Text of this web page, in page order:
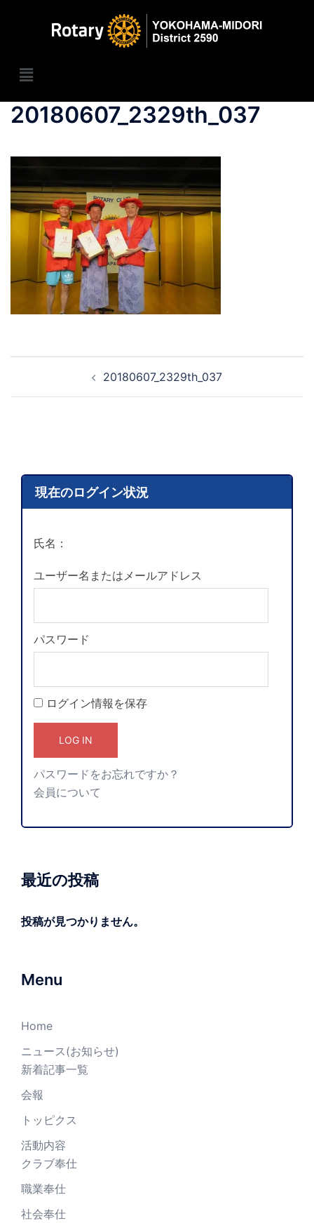
20180607_2329th_037
20180607_2329th_037
現在のログイン状況
氏名：
ユーザー名またはメールアドレス
パスワード
ログイン情報を保存
パスワードをお忘れですか？
会員について
最近の投稿
投稿が見つかりません。
Menu
Home
ニュース(お知らせ)
新着記事一覧
会報
トッピクス
活動内容
クラブ奉仕
職業奉仕
社会奉仕